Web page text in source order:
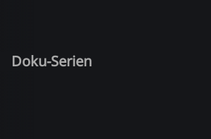
Doku-Serien